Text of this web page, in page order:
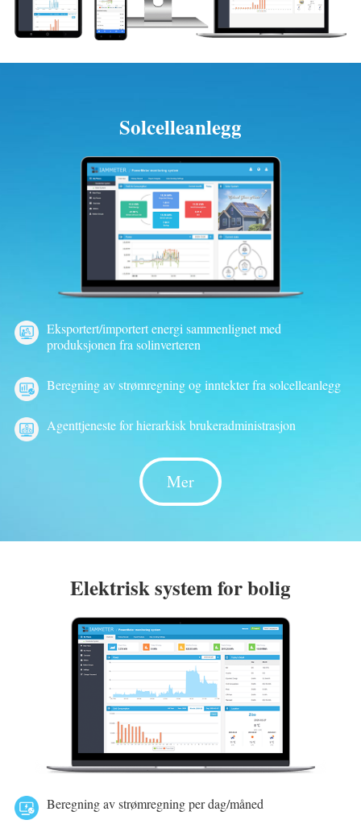
Solcelleanlegg
Eksportert/importert energi sammenlignet med
produksjonen fra solinverteren
Beregning av strømregning og inntekter fra solcelleanlegg
Agenttjeneste for hierarkisk brukeradministrasjon
Mer
Elektrisk system for bolig
Beregning av strømregning per dag/måned